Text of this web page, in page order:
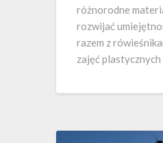
różnorodne
rozwijać
razem z
zajęć